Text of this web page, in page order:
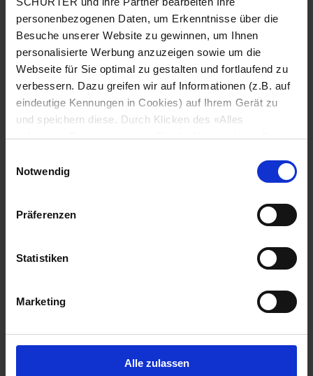
personenbezogenen Daten, um Erkenntnisse über die
Besuche unserer Website zu gewinnen, um Ihnen
personalisierte Werbung anzuzeigen sowie um die
Webseite für Sie optimal zu gestalten und fortlaufend zu
verbessern. Dazu greifen wir auf Informationen (z.B. auf
eindeutige Kennungen in Cookies) auf Ihrem Gerät zu
und speichern diese. Durch Klicken des «Alles
zulassen»-Buttons stimmen Sie der Verwendung aller
zu. Sie können Ihre Einstellungen jederzeit ändern, indem
Sie auf «Cookie-Einstellungen verwalten» am Seitenende
klicken. Ihre Einstellungen werden unseren Partnern
gemeldet und haben keinen Einfluss auf die
unsererDatenschutzerklärung
Notwendig
Präferenzen
Statistiken
Marketing
Alle zulassen
Kontaktmaterial Gold
Schaltspannung min. 50 mVDC, max. 24 VDC
Schaltstrom max. 80 mA
Nennschaltleistung 0.36 W